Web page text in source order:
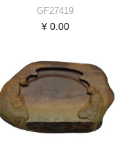
GF27419
¥ 0.00